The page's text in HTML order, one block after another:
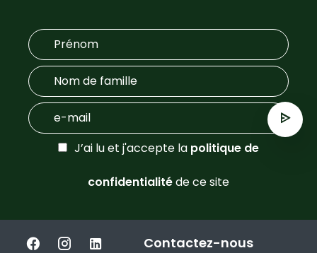
J’ai lu et j'accepte la politique de
confidentialitéde ce site
Contactez-nous